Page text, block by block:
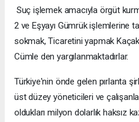
Suç işlemek amacıyla örgüt
2 ve Eşyayı Gümrük işlemlerine
sokmak, Ticaretini yapmak
Cümle den yargılanmaktadırlar.
Türkiye'nin önde gelen pırlanta
üst düzey yöneticileri ve
oldukları milyon dolarlık haksız